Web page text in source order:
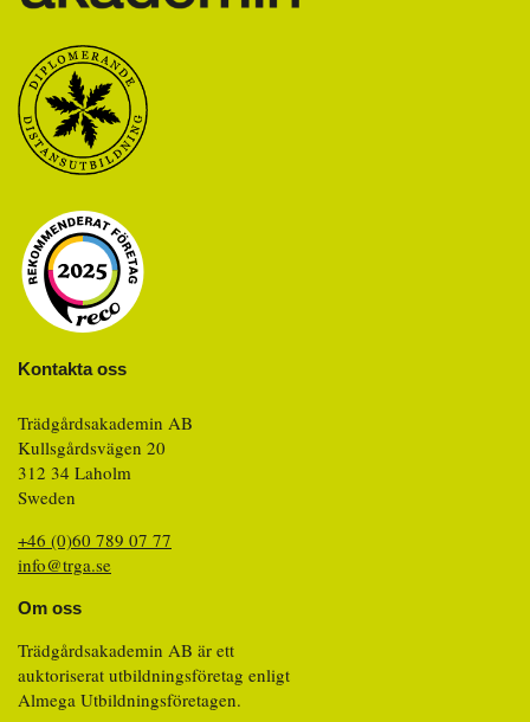
Om oss
Trädgårdsakademin AB är ett
auktoriserat utbildningsföretag enligt
Almega Utbildningsföretagen.
Kontakta oss
Trädgårdsakademin AB
Kullsgårdsvägen 20
312 34 Laholm
Sweden
+46 (0)60 789 07 77
info@trga.se